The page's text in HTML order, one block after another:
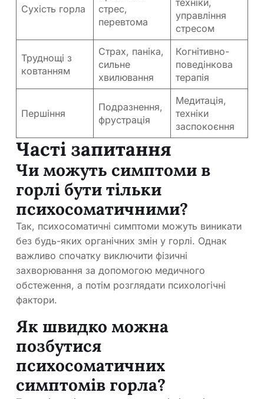
Сухість горла
стрес,
перевтома
управління
стресом
Труднощі з
ковтанням
Страх, паніка,
сильне
хвилювання
Когнітивно-
поведінкова
терапія
Першіння
Подразнення,
фрустрація
Медитація,
техніки
заспокоєння
Часті запитання
Чи можуть симптоми в
горлі бути тільки
психосоматичними?
Так, психосоматичні симптоми можуть виникати
без будь-яких органічних змін у горлі. Однак
важливо спочатку виключити фізичні
захворювання за допомогою медичного
обстеження, а потім розглядати психологічні
фактори.
Як швидко можна
позбутися
психосоматичних
симптомів горла?